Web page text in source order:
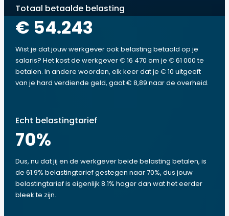
Totaal betaalde belasting
€ 54.243
Wist je dat jouw werkgever ook belasting betaald op je
salaris? Het kost de werkgever € 16 470 om je € 61 000 te
betalen. In andere woorden, elk keer dat je € 10 uitgeeft
van je hard verdiende geld, gaat € 8,89 naar de overheid.
Echt belastingtarief
70%
Dus, nu dat jij en de werkgever beide belasting betalen, is
de 61.9% belastingtarief gestegen naar 70%, dus jouw
belastingtarief is eigenlijk 8.1% hoger dan wat het eerder
bleek te zijn.